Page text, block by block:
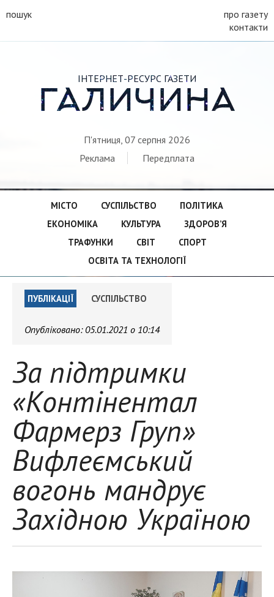
пошук
про газету
контакти
ІНТЕРНЕТ-РЕСУРС ГАЗЕТИ
ГАЛИЧИНА
П'ятниця, 07 серпня 2026
Реклама
Передплата
МІСТО СУСПІЛЬСТВО
ПОЛІТИКА
ЕКОНОМІКА
КУЛЬТУРА
ЗДОРОВ’Я
ТРАФУНКИ
СВІТ
СПОРТ
ОСВІТА ТА ТЕХНОЛОГІЇ
ПУБЛІКАЦІЇ СУСПІЛЬСТВО
Опубліковано: 05.01.2021 о 10:14
За підтримки
«Контінентал
Фармерз Груп»
Вифлеємський
вогонь мандрує
Західною Україною